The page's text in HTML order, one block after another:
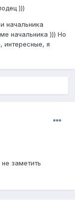
)))
начальника
начальника ))) Но
интересные, я
заметить